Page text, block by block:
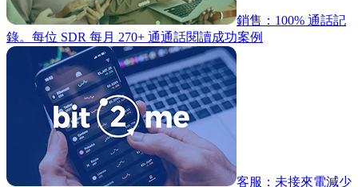
銷售：100% 通話記
錄。每位 SDR 每月 270+ 通通話閱讀成功案例
客服：未接來電減少